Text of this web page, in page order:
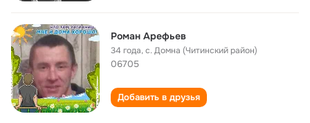
Роман Арефьев
34 года,с. Домна (Читинский район)
06705
Добавить в друзья